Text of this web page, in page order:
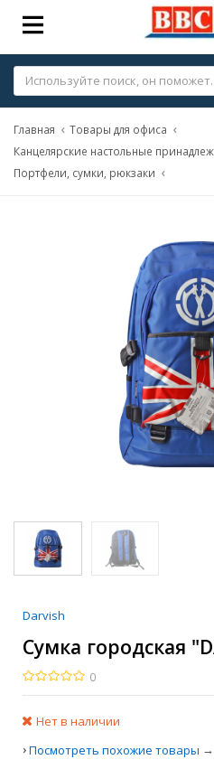
Главная
Товары для офиса
Канцелярские настольные
Портфели, сумки, рюкзаки
Darvish
Сумка городская
0
Нет в наличии
›Посмотреть похожие товары →